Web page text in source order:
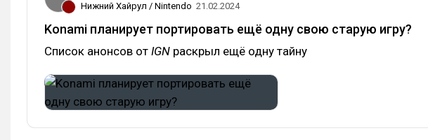
Нижний Хайрул / Nintendo 21.02.2024
Konami планирует портировать ещё одну свою старую игру?
Список анонсов от IGN раскрыл ещё одну тайну